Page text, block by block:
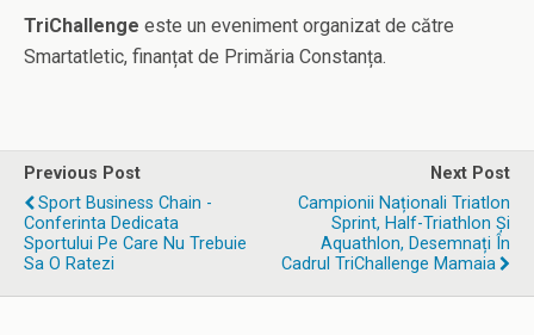
TriChallenge este un eveniment organizat de către
Smartatletic, finanțat de Primăria Constanța.
Previous Post
Sport Business Chain -
Conferinta Dedicata
Sportului Pe Care Nu Trebuie
Sa O Ratezi
Next Post
Campionii Naționali Triatlon
Sprint, Half-Triathlon Și
Aquathlon, Desemnați În
Cadrul TriChallenge Mamaia